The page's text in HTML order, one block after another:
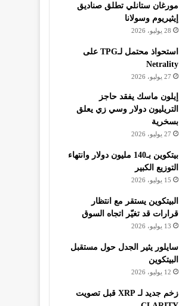
مورغان ستانلي تطلق صناديق
إيثيريوم وسولانا
28 يوليو، 2026
استحواذ محتمل لـTPG على
Netrality
27 يوليو، 2026
إيلون ماسك يفقد حاجز
التريليون دولار وسي زي يعلق
بسخرية
27 يوليو، 2026
بيتكوين بـ140 مليون دولار وانتهاء
التوزيع الكبير
15 يوليو، 2026
البيتكوين يستقر مع انتظار
قرارات قد تغيّر اتجاه السوق
13 يوليو، 2026
سايلور يثير الجدل حول مستقبل
البيتكوين
12 يوليو، 2026
زخم جديد لـ XRP قبل تصويت